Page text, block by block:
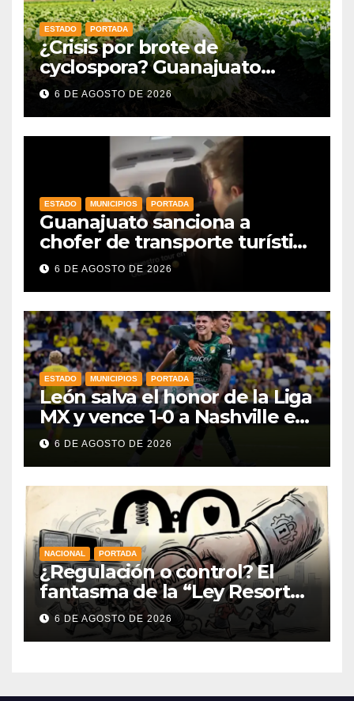
ESTADO PORTADA
¿Crisis por brote de
cyclospora? Guanajuato
mantiene intactas sus
exportaciones
6 DE AGOSTO DE 2026
ESTADO MUNICIPIOS PORTADA
Guanajuato sanciona a
chofer de transporte turístico
e intensifica operativos de
vigilancia
6 DE AGOSTO DE 2026
ESTADO MUNICIPIOS PORTADA
León salva el honor de la Liga
MX y vence 1-0 a Nashville en
la Leagues Cup 2026
6 DE AGOSTO DE 2026
NACIONAL PORTADA
¿Regulación o control? El
fantasma de la “Ley Resorte”
venezolana revive con la
nueva Ley de Audiencias en
6 DE AGOSTO DE 2026